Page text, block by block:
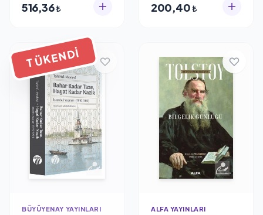
516,36₺ 200,40₺
TÜKENDI
BÜYÜYENAY YAYINLARI ALFA YAYINLARI